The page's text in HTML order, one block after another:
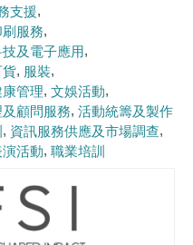
支援
服務
及電子應用
貨 服裝
管理 文娛活動
顧問服務 活動統籌及製作
資訊服務供應及市場調查
活動 職業培訓